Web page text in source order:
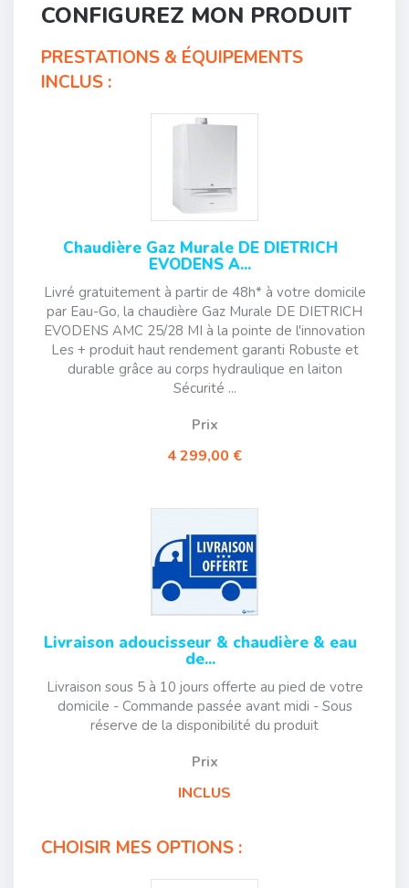
CONFIGUREZ MON PRODUIT
PRESTATIONS & ÉQUIPEMENTS
INCLUS :
Chaudière Gaz Murale DE DIETRICH
EVODENS A...
Livré gratuitement à partir de 48h* à votre domicile
par Eau-Go, la chaudière Gaz Murale DE DIETRICH
EVODENS AMC 25/28 MI à la pointe de l'innovation
Les + produit haut rendement garanti Robuste et
durable grâce au corps hydraulique en laiton
Sécurité ...
Prix
4 299,00 €
Livraison adoucisseur & chaudière & eau
de...
Livraison sous 5 à 10 jours offerte au pied de votre
domicile - Commande passée avant midi - Sous
réserve de la disponibilité du produit
Prix
INCLUS
CHOISIR MES OPTIONS :